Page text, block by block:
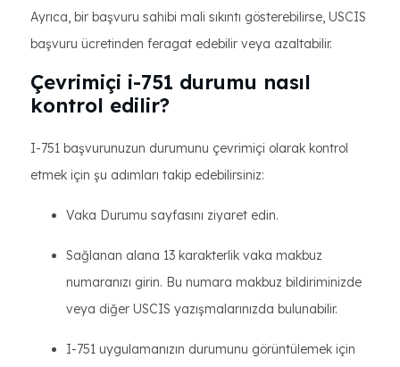
Ayrıca, bir başvuru sahibi mali sıkıntı gösterebilirse, USCIS
başvuru ücretinden feragat edebilir veya azaltabilir.
Çevrimiçi i-751 durumu nasıl
kontrol edilir?
I-751 başvurunuzun durumunu çevrimiçi olarak kontrol
etmek için şu adımları takip edebilirsiniz:
Vaka Durumu sayfasını ziyaret edin.
Sağlanan alana 13 karakterlik vaka makbuz
numaranızı girin. Bu numara makbuz bildiriminizde
veya diğer USCIS yazışmalarınızda bulunabilir.
I-751 uygulamanızın durumunu görüntülemek için